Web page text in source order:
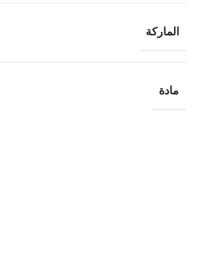
الماركة
مادة